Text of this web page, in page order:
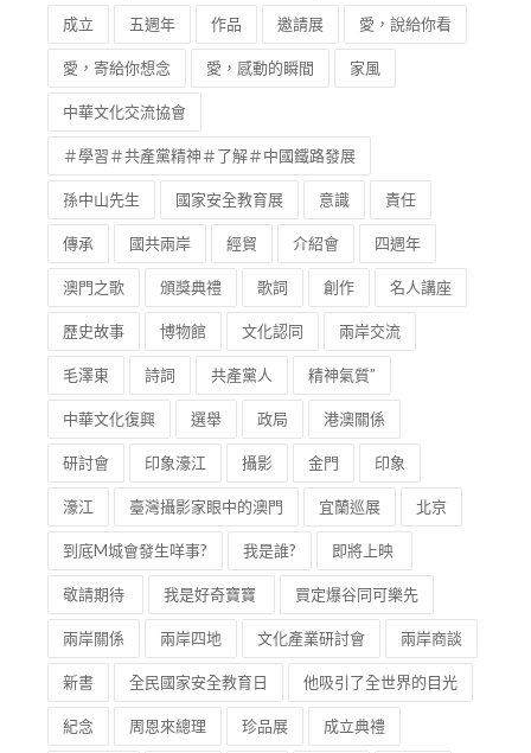
成立 五週年 作品 邀請展 愛，說給你看
愛，寄給你想念 愛，感動的瞬間 家風
中華文化交流協會
＃學習＃共產黨精神＃了解＃中國鐵路發展
孫中山先生 國家安全教育展 意識 責任
傳承 國共兩岸 經貿 介紹會 四週年
澳門之歌 頒獎典禮 歌詞 創作 名人講座
歷史故事 博物館 文化認同 兩岸交流
毛澤東 詩詞 共產黨人 精神氣質”
中華文化復興 選舉 政局 港澳關係
研討會 印象濠江 攝影 金門 印象
濠江 臺灣攝影家眼中的澳門 宜蘭巡展 北京
到底M城會發生咩事? 我是誰? 即將上映
敬請期待 我是好奇寶寶 買定爆谷同可樂先
兩岸關係 兩岸四地 文化產業研討會 兩岸商談
新書 全民國家安全教育日 他吸引了全世界的目光
紀念 周恩來總理 珍品展 成立典禮